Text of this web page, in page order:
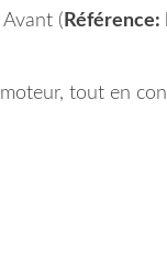
(
tout en